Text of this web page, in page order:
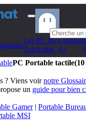
Les PC By
TopAchat
Configo
Ai
PC Portable tactile
? Viens voirnotre
un guide pour bien
Gamer| Portable
MSI